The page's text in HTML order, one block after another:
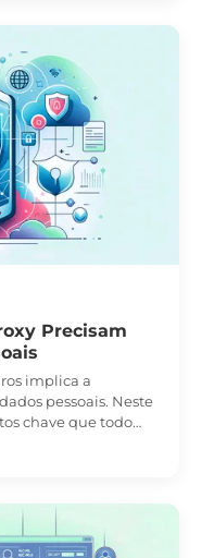
Precisam
implica a
pessoais. Neste
chave que todo
com dados